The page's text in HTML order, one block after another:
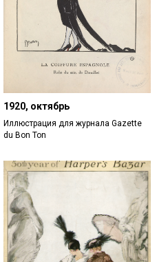
1920, октябрь
Иллюстрация для журнала Gazette
du Bon Ton